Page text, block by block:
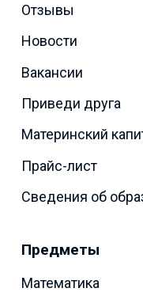
Отзывы
Новости
Вакансии
Приведи друга
Материнский
Прайс-лист
Сведения об
Предметы
Математика